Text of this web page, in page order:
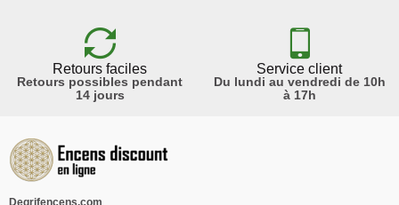
Retours faciles
Retours possibles pendant
14 jours
Service client
Du lundi au vendredi de 10h
à 17h
Degrifencens.com